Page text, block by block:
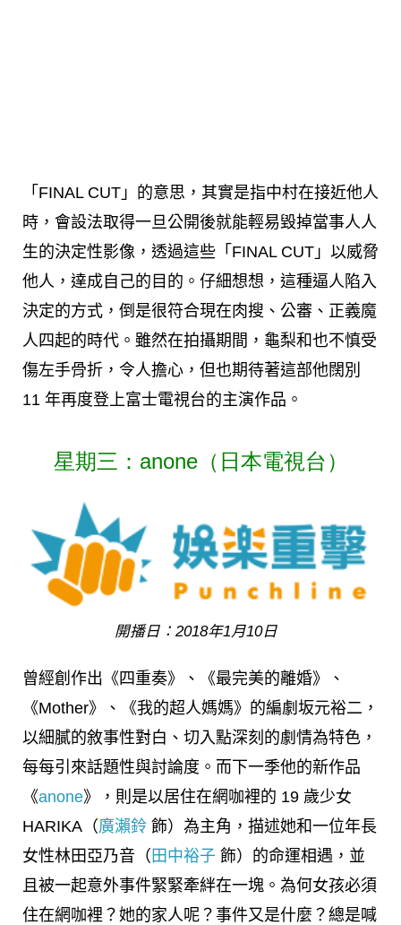
「FINAL CUT」的意思，其實是指中村在接近他人
時，會設法取得一旦公開後就能輕易毀掉當事人人
生的決定性影像，透過這些「FINAL CUT」以威脅
他人，達成自己的目的。仔細想想，這種逼人陷入
決定的方式，倒是很符合現在肉搜、公審、正義魔
人四起的時代。雖然在拍攝期間，龜梨和也不慎受
傷左手骨折，令人擔心，但也期待著這部他闊別
11 年再度登上富士電視台的主演作品。
星期三：anone（日本電視台）
開播日：2018年1月10日
曾經創作出《四重奏》、《最完美的離婚》、
《Mother》、《我的超人媽媽》的編劇坂元裕二，
以細膩的敘事性對白、切入點深刻的劇情為特色，
每每引來話題性與討論度。而下一季他的新作品
《anone》，則是以居住在網咖裡的 19 歲少女
HARIKA（廣瀨鈴 飾）為主角，描述她和一位年長
女性林田亞乃音（ 田中裕子 飾）的命運相遇，並
且被一起意外事件緊緊牽絆在一塊。為何女孩必須
住在網咖裡？她的家人呢？事件又是什麼？總是喊